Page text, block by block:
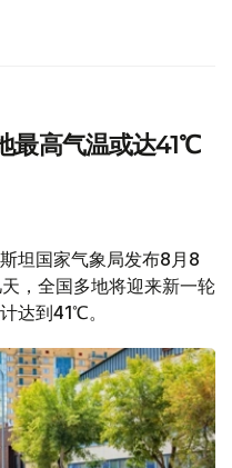
最高气温或达41℃
坦国家气象局发布8月8
，全国多地将迎来新一轮
达到41℃。